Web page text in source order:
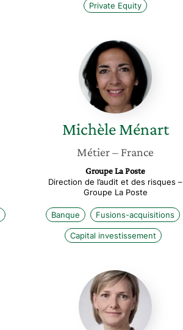
Private Equity
Michèle
Ménart
Michèle Ménart
Métier– France
Groupe La Poste
Direction de l’audit et des risques –
Groupe La Poste
Banque Fusions-acquisitions
Capital investissement
Sophie
Blégent-
Delapille